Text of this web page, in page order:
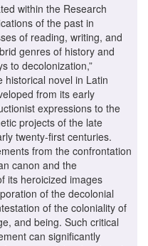
within the Research
of the past in
of reading, writing, and
genres of history and
to decolonization,”
historical novel in Latin
from its early
expressions to the
projects of the late
twenty-first centuries.
from the confrontation
canon and the
its heroicized images
of the decolonial
of the coloniality of
and being. Such critical
can significantly